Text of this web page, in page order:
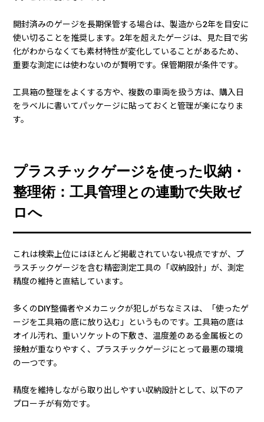
開封済みのゲージを長期保管する場合は、製造から2年を目安に
使い切ることを推奨します。2年を超えたゲージは、見た目で劣
化がわからなくても素材特性が変化していることがあるため、
重要な測定には使わないのが賢明です。保管期限が条件です。
工具箱の整理をよくする方や、複数の車両を扱う方は、購入日
をラベルに書いてパッケージに貼っておくと管理が楽になりま
す。
プラスチックゲージを使った収納・
整理術：工具管理との連動で失敗ゼ
ロへ
これは検索上位にはほとんど掲載されていない視点ですが、プ
ラスチックゲージを含む精密測定工具の「収納設計」が、測定
精度の維持と直結しています。
多くのDIY整備者やメカニックが犯しがちなミスは、「使ったゲ
ージを工具箱の底に放り込む」というものです。工具箱の底は
オイル汚れ、重いソケットの下敷き、温度差のある金属板との
接触が重なりやすく、プラスチックゲージにとって最悪の環境
の一つです。
精度を維持しながら取り出しやすい収納設計として、以下のア
プローチが有効です。